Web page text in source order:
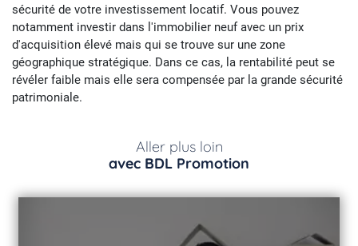
sécurité de votre investissement locatif. Vous pouvez
notamment investir dans l'immobilier neuf avec un prix
d'acquisition élevé mais qui se trouve sur une zone
géographique stratégique. Dans ce cas, la rentabilité peut se
révéler faible mais elle sera compensée par la grande sécurité
patrimoniale.
Aller plus loin
avec BDL Promotion